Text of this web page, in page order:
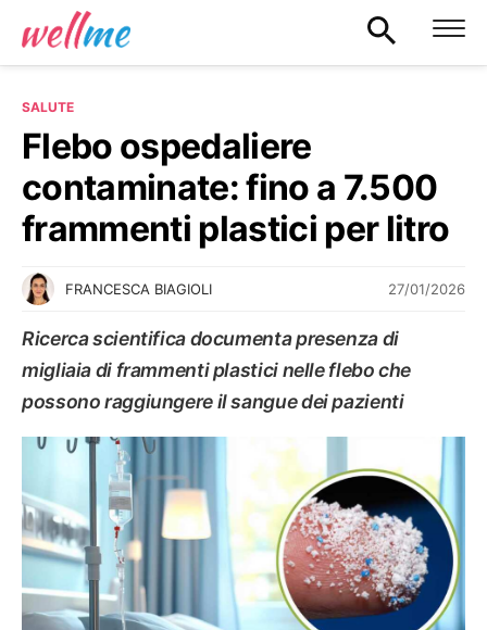
SALUTE
Flebo ospedaliere
contaminate: fino a 7.500
frammenti plastici per litro
FRANCESCA BIAGIOLI 27/01/2026
Ricerca scientifica documenta presenza di
migliaia di frammenti plastici nelle flebo che
possono raggiungere il sangue dei pazienti
SALUTE